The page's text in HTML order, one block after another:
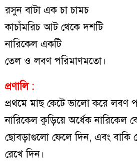
রসুন বাটা এক চা চামচ
কাচাঁমরিচ আট থেকে দশটি
নারিকেল একটি
তেল ও লবণ পরিমাণমতো।
প্রণালি :
প্রথমে মাছ কেটে ভালো করে লবণ
নারিকেল কুড়িয়ে অর্ধেক নারিকেল
ছোবড়াগুলো ফেলে দিন, এবং বাকি
রেখে দিন।